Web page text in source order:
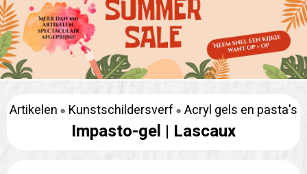
Artikelen Kunstschildersverf Acryl gels en pasta's
Impasto-gel | Lascaux